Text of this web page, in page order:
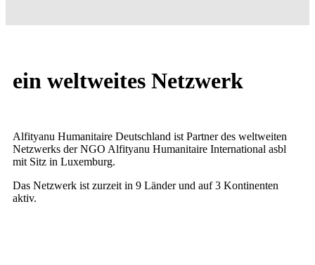
ein weltweites Netzwerk
Alfityanu Humanitaire Deutschland ist Partner des weltweiten
Netzwerks der NGO Alfityanu Humanitaire International asbl
mit Sitz in Luxemburg.
Das Netzwerk ist zurzeit in 9 Länder und auf 3 Kontinenten
aktiv.